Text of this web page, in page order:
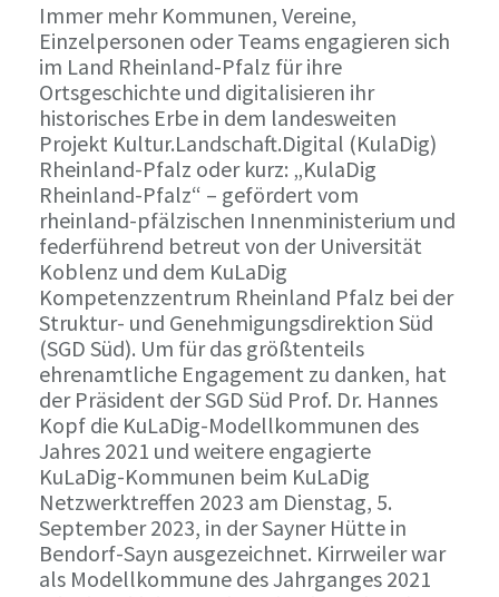
Immer mehr Kommunen, Vereine,
Einzelpersonen oder Teams engagieren sich
im Land Rheinland-Pfalz für ihre
Ortsgeschichte und digitalisieren ihr
historisches Erbe in dem landesweiten
Projekt Kultur.Landschaft.Digital (KulaDig)
Rheinland-Pfalz oder kurz: „KulaDig
Rheinland-Pfalz“ – gefördert vom
rheinland-pfälzischen Innenministerium und
federführend betreut von der Universität
Koblenz und dem KuLaDig
Kompetenzzentrum Rheinland Pfalz bei der
Struktur- und Genehmigungsdirektion Süd
(SGD Süd). Um für das größtenteils
ehrenamtliche Engagement zu danken, hat
der Präsident der SGD Süd Prof. Dr. Hannes
Kopf die KuLaDig-Modellkommunen des
Jahres 2021 und weitere engagierte
KuLaDig-Kommunen beim KuLaDig
Netzwerktreffen 2023 am Dienstag, 5.
September 2023, in der Sayner Hütte in
Bendorf-Sayn ausgezeichnet. Kirrweiler war
als Modellkommune des Jahrganges 2021